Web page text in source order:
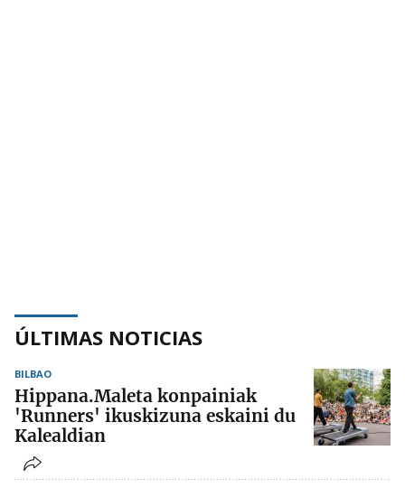
ÚLTIMAS NOTICIAS
BILBAO
Hippana.Maleta konpainiak
'Runners' ikuskizuna eskaini du
Kalealdian